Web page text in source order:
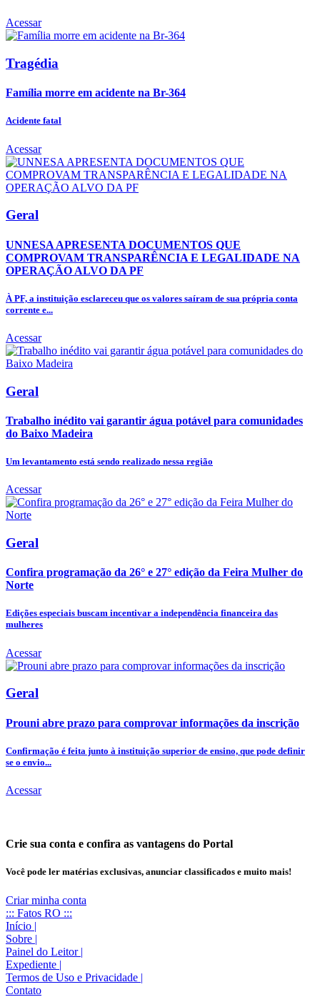
Acessar
Tragédia
Família morre em acidente na Br-364
Acidente fatal
Acessar
Geral
UNNESA APRESENTA DOCUMENTOS QUE
COMPROVAM TRANSPARÊNCIA E LEGALIDADE NA
OPERAÇÃO ALVO DA PF
À PF, a instituição esclareceu que os valores saíram de sua própria conta
corrente e...
Acessar
Geral
Trabalho inédito vai garantir água potável para comunidades
do Baixo Madeira
Um levantamento está sendo realizado nessa região
Acessar
Geral
Confira programação da 26° e 27° edição da Feira Mulher do
Norte
Edições especiais buscam incentivar a independência financeira das
mulheres
Acessar
Geral
Prouni abre prazo para comprovar informações da inscrição
Confirmação é feita junto à instituição superior de ensino, que pode definir
se o envio...
Acessar
Crie sua conta e confira as vantagens do Portal
Você pode ler matérias exclusivas, anunciar classificados e muito mais!
Criar minha conta
::: Fatos RO :::
Início |
Sobre |
Painel do Leitor |
Expediente |
Termos de Uso e Privacidade |
Contato